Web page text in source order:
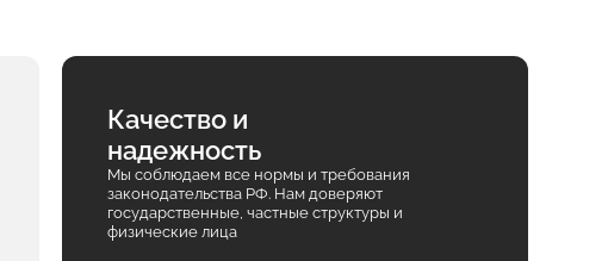
Качество и
надежность
Мы соблюдаем все нормы и требования
законодательства РФ. Нам доверяют
государственные, частные структуры и
физические лица